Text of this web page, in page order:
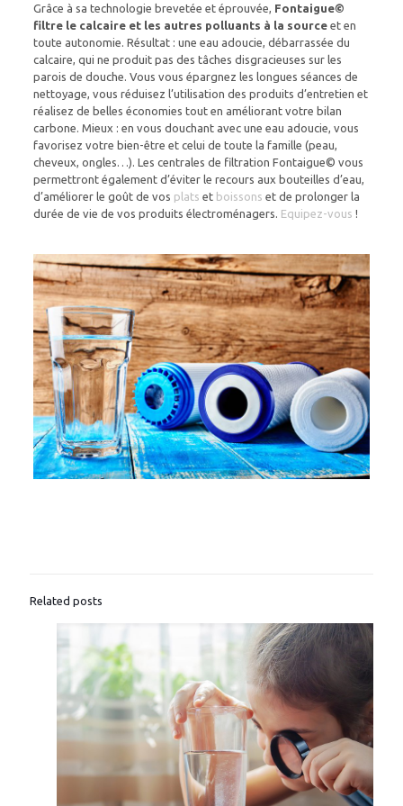
Grâce à sa technologie brevetée et éprouvée, Fontaigue©
filtre le calcaire et les autres polluants à la sourceet en
toute autonomie. Résultat : une eau adoucie, débarrassée du
calcaire, qui ne produit pas des tâches disgracieuses sur les
parois de douche. Vous vous épargnez les longues séances de
nettoyage, vous réduisez l’utilisation des produits d’entretien et
réalisez de belles économies tout en améliorant votre bilan
carbone. Mieux : en vous douchant avec une eau adoucie, vous
favorisez votre bien-être et celui de toute la famille (peau,
cheveux, ongles…). Les centrales de filtration Fontaigue© vous
permettront également d’éviter le recours aux bouteilles d’eau,
d’améliorer le goût de vos plats et boissons et de prolonger la
durée de vie de vos produits électroménagers. Equipez-vous !
Related posts